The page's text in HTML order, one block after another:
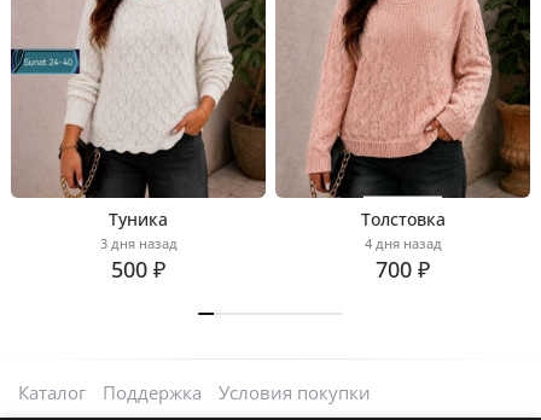
Туника
3 дня назад
500 ₽
Толстовка
4 дня назад
700 ₽
Каталог Поддержка Условия покупки